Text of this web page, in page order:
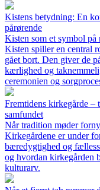
Kistens betydning: En
pårørende
Kisten som et symbol
Kisten spiller en central
gået bort. Den giver de
kærlighed og
ceremonien og
Fremtidens kirkegårde –
samfundet
Når tradition møder
Kirkegårdene er under
bæredygtighed og
og hvordan kirkegården
kulturarv.